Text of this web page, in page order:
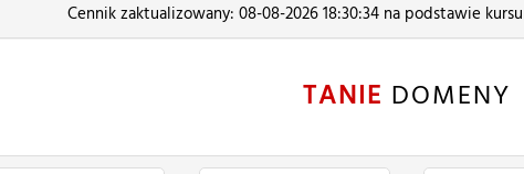
Cennik zaktualizowany: 08-08-2026 18:30:34 na podstawie
TANIE DOMENY